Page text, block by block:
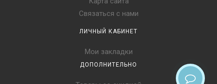
Связаться с нами
ЛИЧНЫЙ КАБИНЕТ
Мои закладки
ДОПОЛНИТЕЛЬНО